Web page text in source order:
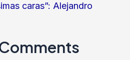
caras”: Alejandro